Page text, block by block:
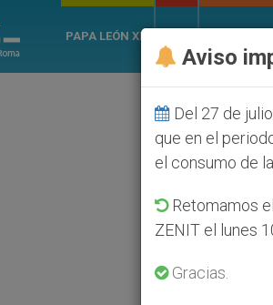
PAPA LEÓN XIV
Aviso
Del 27 de
que en el
el consumo de
Retomamos
ZENIT el lunes
Gracias.